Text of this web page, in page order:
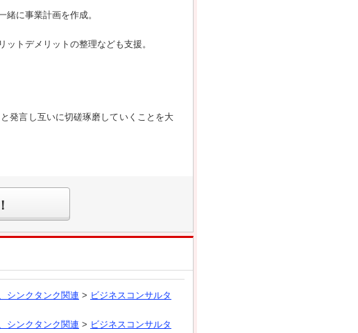
に事業計画を作成。
トデメリットの整理なども支援。
発言し互いに切磋琢磨していくことを大
シンクタンク関連 > ビジネスコンサルタ
シンクタンク関連 > ビジネスコンサルタ